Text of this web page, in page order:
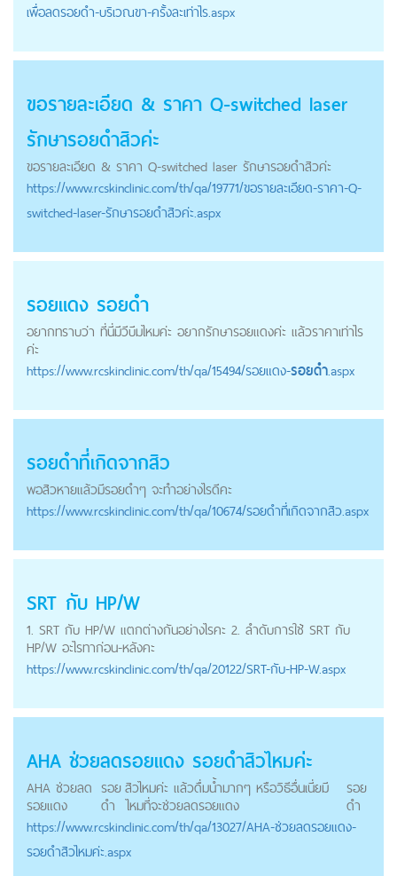
เพื่อลดรอยดำ-บริเวณขา-ครั้งละเท่าไร.aspx
ขอรายละเอียด & ราคา Q-switched laser
รักษารอยดำสิวค่ะ
ขอรายละเอียด & ราคา Q-switched laser รักษารอยดำสิวค่ะ
https://www.rcskinclinic.com/th/qa/19771/ขอรายละเอียด-ราคา-Q-
switched-laser-รักษารอยดำสิวค่ะ.aspx
รอยแดง รอยดำ
อยากทราบว่า ที่นี่มีวีบีมไหมค่ะ อยากรักษารอยแดงค่ะ แล้วราคาเท่าไร
ค่ะ
https://www.rcskinclinic.com/th/qa/15494/รอยแดง-รอยดำ.aspx
รอยดำที่เกิดจากสิว
พอสิวหายแล้วมีรอยดำๆ จะทำอย่างไรดีคะ
https://www.rcskinclinic.com/th/qa/10674/รอยดำที่เกิดจากสิว.aspx
SRT กับ HP/W
1. SRT กับ HP/W แตกต่างกันอย่างไรคะ 2. ลำดับการใช้ SRT กับ
HP/W อะไรทาก่อน-หลังคะ
https://www.rcskinclinic.com/th/qa/20122/SRT-กับ-HP-W.aspx
AHA ช่วยลดรอยแดง รอยดำสิวไหมค่ะ
AHA ช่วยลด
รอยแดง
รอย
ดำ
สิวไหมค่ะ แล้วดื่มน้ำมากๆ หรือวิธีอื่นเนี่ยมี
ไหมที่จะช่วยลดรอยแดง
รอย
ดำ
https://www.rcskinclinic.com/th/qa/13027/AHA-ช่วยลดรอยแดง-
รอยดำสิวไหมค่ะ.aspx